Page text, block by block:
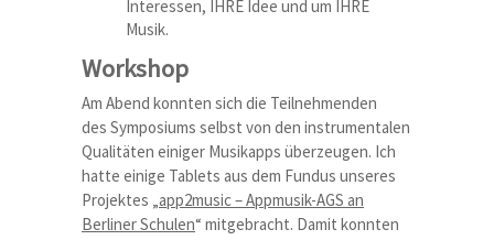
Interessen, IHRE Idee und um IHRE
Musik.
Workshop
Am Abend konnten sich die Teilnehmenden
des Symposiums selbst von den instrumentalen
Qualitäten einiger Musikapps überzeugen. Ich
hatte einige Tablets aus dem Fundus unseres
Projektes „ app2music – Appmusik-AGS an
Berliner Schulen“ mitgebracht. Damit konnten